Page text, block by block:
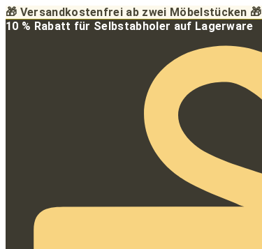
Zum
Inhalt
🎁 Versandkostenfrei ab zwei Möbelstücken 🎁
10 % Rabatt für Selbstabholer auf Lagerware